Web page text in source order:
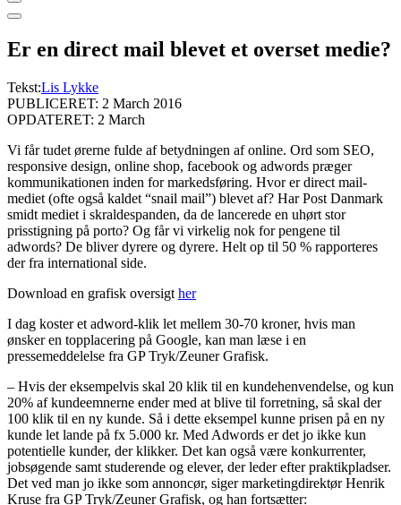
Er en direct mail blevet et overset medie?
Tekst:Lis Lykke
PUBLICERET: 2 March 2016
OPDATERET: 2 March
Vi får tudet ørerne fulde af betydningen af online. Ord som SEO,
responsive design, online shop, facebook og adwords præger
kommunikationen inden for markedsføring. Hvor er direct mail-
mediet (ofte også kaldet “snail mail”) blevet af? Har Post Danmark
smidt mediet i skraldespanden, da de lancerede en uhørt stor
prisstigning på porto? Og får vi virkelig nok for pengene til
adwords? De bliver dyrere og dyrere. Helt op til 50 % rapporteres
der fra international side.
Download en grafisk oversigt her
I dag koster et adword-klik let mellem 30-70 kroner, hvis man
ønsker en topplacering på Google, kan man læse i en
pressemeddelelse fra GP Tryk/Zeuner Grafisk.
– Hvis der eksempelvis skal 20 klik til en kundehenvendelse, og kun
20% af kundeemnerne ender med at blive til forretning, så skal der
100 klik til en ny kunde. Så i dette eksempel kunne prisen på en ny
kunde let lande på fx 5.000 kr. Med Adwords er det jo ikke kun
potentielle kunder, der klikker. Det kan også være konkurrenter,
jobsøgende samt studerende og elever, der leder efter praktikpladser.
Det ved man jo ikke som annoncør, siger marketingdirektør Henrik
Kruse fra GP Tryk/Zeuner Grafisk, og han fortsætter: